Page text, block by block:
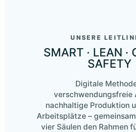
UNSERE
SMART · LEAN ·
SAFETY
Digitale
verschwendungsfreie
nachhaltige Produktion
Arbeitsplätze –
vier Säulen den Rahmen